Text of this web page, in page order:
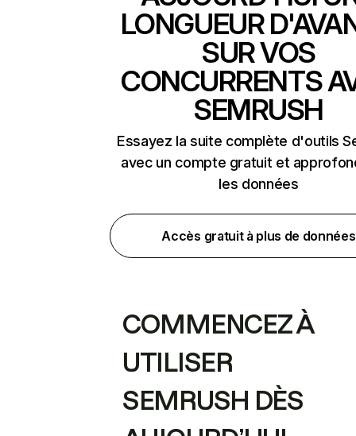
LONGUEUR
SUR VOS
CONCURRENTS
SEMRUSH
Essayez la suite complète d'outils
avec un compte gratuit et
les données
Accès gratuit à plus de données
COMMENCEZ À
UTILISER
SEMRUSH DÈS